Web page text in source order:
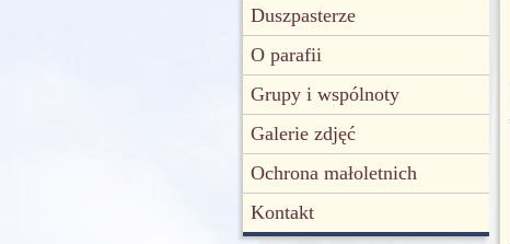
Duszpasterze
O parafii
Grupy i wspólnoty
Galerie zdjęć
Ochrona małoletnich
Kontakt